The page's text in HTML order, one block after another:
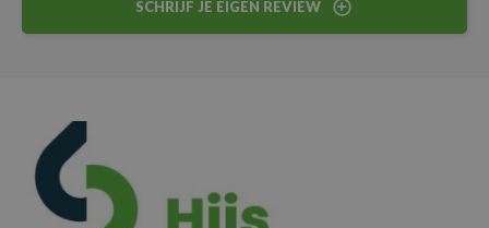
SCHRIJF JE EIGEN REVIEW